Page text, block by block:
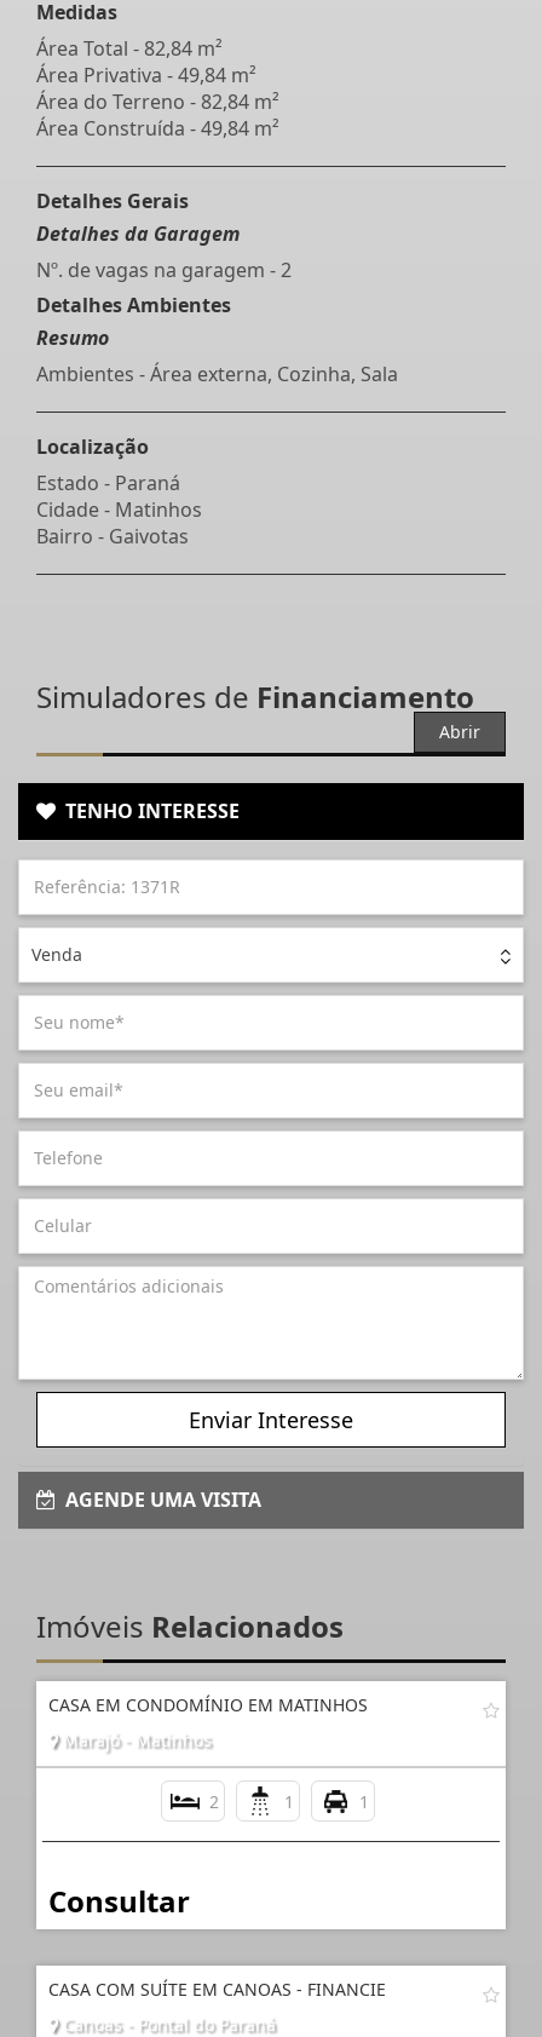
Medidas
Área Total - 82,84 m²
Área Privativa - 49,84 m²
Área do Terreno - 82,84 m²
Área Construída - 49,84 m²
Detalhes Gerais
Detalhes da Garagem
Nº. de vagas na garagem - 2
Detalhes Ambientes
Resumo
Ambientes - Área externa, Cozinha, Sala
Localização
Estado - Paraná
Cidade - Matinhos
Bairro - Gaivotas
Simuladores de Financiamento
Abrir
TENHO INTERESSE
Venda
Enviar Interesse
AGENDE UMA VISITA
Imóveis Relacionados
CASA EM CONDOMÍNIO EM MATINHOS
Marajó - Matinhos
2 1 1
Consultar
CASA COM SUÍTE EM CANOAS - FINANCIE
Canoas - Pontal do Paraná